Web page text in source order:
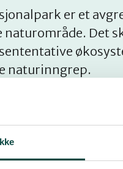
er et
naturområde. Det
naturinngrep.